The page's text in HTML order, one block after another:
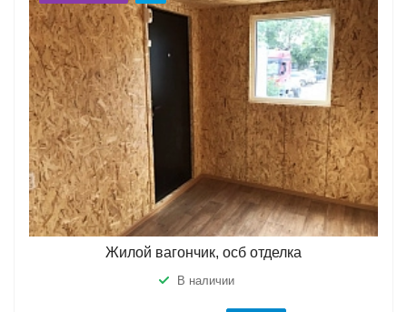
Жилой вагончик, осб отделка
В наличии